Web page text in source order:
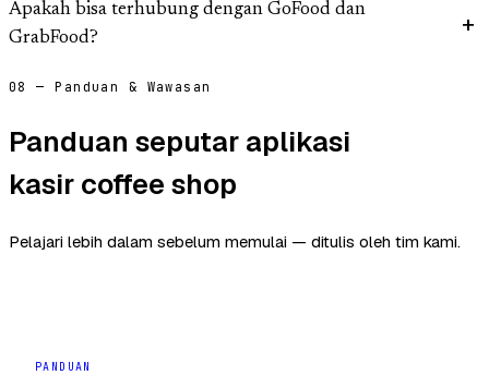
Apakah bisa terhubung dengan GoFood dan
GrabFood?
08 — Panduan & Wawasan
Panduan seputar aplikasi
kasir coffee shop
Pelajari lebih dalam sebelum memulai — ditulis oleh tim kami.
PANDUAN